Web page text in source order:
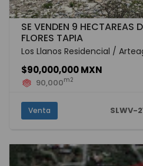
SE VENDEN 9 HECTAREAS
FLORES TAPIA
Los Llanos Residencial /
$90,000,000 MXN
90,000m2
Venta SLWV-